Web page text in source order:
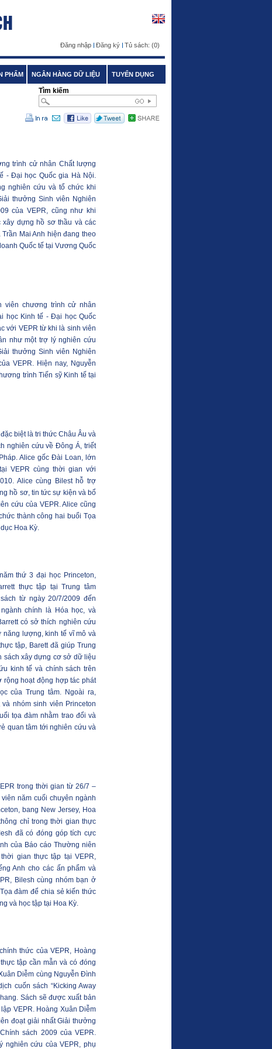
Đăng nhập Đăng ký Tủ sách: (0)
PHẨM NGÂN HÀNG DỮ LIỆU TUYỂN DỤNG
Tìm kiếm
trình cử nhân Chất lượng
- Đại học Quốc gia Hà Nội.
nghiên cứu và tổ chức khi
thưởng Sinh viên Nghiên
của VEPR, cũng như khi
xây dựng hồ sơ thầu và các
Mai Anh hiện đang theo
Quốc tế tại Vương Quốc
viên chương trình cử nhân
học Kinh tế - Đại học Quốc
với VEPR từ khi là sinh viên
như một trợ lý nghiên cứu
thưởng Sinh viên Nghiên
VEPR. Hiện nay, Nguyễn
trình Tiến sỹ Kinh tế tại
biệt là tri thức Châu Âu và
nghiên cứu về Đông Á, triết
Alice gốc Đài Loan, lớn
VEPR cùng thời gian với
Alice cùng Bilest hỗ trợ
hồ sơ, tin tức sự kiện và bổ
cứu của VEPR. Alice cũng
thành công hai buổi Tọa
Hoa Kỳ.
thứ 3 đại học Princeton,
thực tập tại Trung tâm
từ ngày 20/7/2009 đến
chính là Hóa học, và
có sở thích nghiên cứu
lượng, kinh tế vĩ mô và
tập, Barett đã giúp Trung
sách xây dựng cơ sở dữ liệu
kinh tế và chính sách trên
hoạt động hợp tác phát
của Trung tâm. Ngoài ra,
nhóm sinh viên Princeton
tọa đàm nhằm trao đổi và
quan tâm tới nghiên cứu và
trong thời gian từ 26/7 –
năm cuối chuyên ngành
bang New Jersey, Hoa
chỉ trong thời gian thực
đã có đóng góp tích cực
của Báo cáo Thường niên
gian thực tập tại VEPR,
Anh cho các ấn phẩm và
Bilesh cùng nhóm bạn ở
đàm để chia sẻ kiến thức
và học tập tại Hoa Kỳ.
thức của VEPR, Hoàng
tập cần mẫn và có đóng
Diễm cùng Nguyễn Đình
cuốn sách “Kicking Away
Sách sẽ được xuất bản
VEPR. Hoàng Xuân Diễm
đoạt giải nhất Giải thưởng
sách 2009 của VEPR.
nghiên cứu của VEPR, phụ